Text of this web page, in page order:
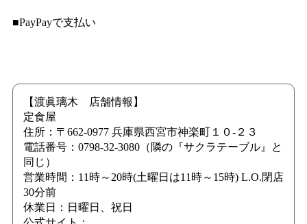
■PayPayで支払い
【渡眞璃木 店舗情報】
定食屋
住所：〒662-0977 兵庫県西宮市神楽町１０-２３
電話番号：0798-32-3080（隣の『サクラテーブル』と
同じ）
営業時間：11時～20時(土曜日は11時～15時) L.O.閉店
30分前
休業日：日曜日、祝日